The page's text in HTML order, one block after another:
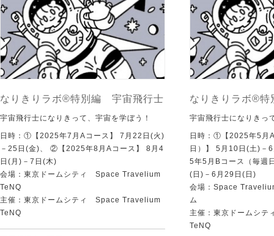
なりきりラボ®特別編 宇宙飛行士
宇宙飛行士になりきって、宇宙を学ぼう！
日時：①【2025年7月Aコース】 7月22日(火)
－25日(金)、 ②【2025年8月Aコース】 8月4
日(月)－7日(木)
会場：東京ドームシティ Space Travelium
TeNQ
主催：東京ドームシティ Space Travelium
TeNQ
なりきりラボ®
宇宙飛行士になりきっ
日時：①【2025年5月
日）】 5月10日(土)
5年5月Bコース（毎週
(日)－6月29日(日)
会場：Space
ム
主催：東京ドームシ
TeNQ